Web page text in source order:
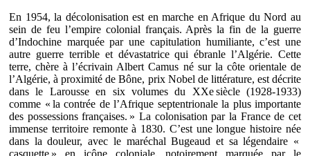
En 1954, la décolonisation est en marche en Afrique du Nord au
sein de feu l’empire colonial français. Après la fin de la guerre
d’Indochine marquée par une capitulation humiliante, c’est une
autre guerre terrible et dévastatrice qui ébranle l’Algérie. Cette
terre, chère à l’écrivain Albert Camus né sur la côte orientale de
l’Algérie, à proximité de Bône, prix Nobel de littérature, est décrite
dans le Larousse en six volumes du XXe siècle (1928-1933)
comme « la contrée de l’Afrique septentrionale la plus importante
des possessions françaises. » La colonisation par la France de cet
immense territoire remonte à 1830. C’est une longue histoire née
dans la douleur, avec le maréchal Bugeaud et sa légendaire «
casquette » en icône coloniale, notoirement marquée par le